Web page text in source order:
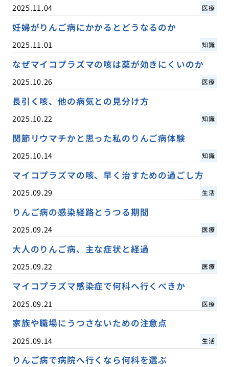
2025.11.04 医療
妊婦がりんご病にかかるとどうなるのか
2025.11.01 知識
なぜマイコプラズマの咳は薬が効きにくいのか
2025.10.26 医療
長引く咳、他の病気との見分け方
2025.10.22 知識
関節リウマチかと思った私のりんご病体験
2025.10.14 知識
マイコプラズマの咳、早く治すための過ごし方
2025.09.29 生活
りんご病の感染経路とうつる期間
2025.09.24 医療
大人のりんご病、主な症状と経過
2025.09.22 医療
マイコプラズマ感染症で何科へ行くべきか
2025.09.21 医療
家族や職場にうつさないための注意点
2025.09.14 生活
りんご病で病院へ行くなら何科を選ぶ